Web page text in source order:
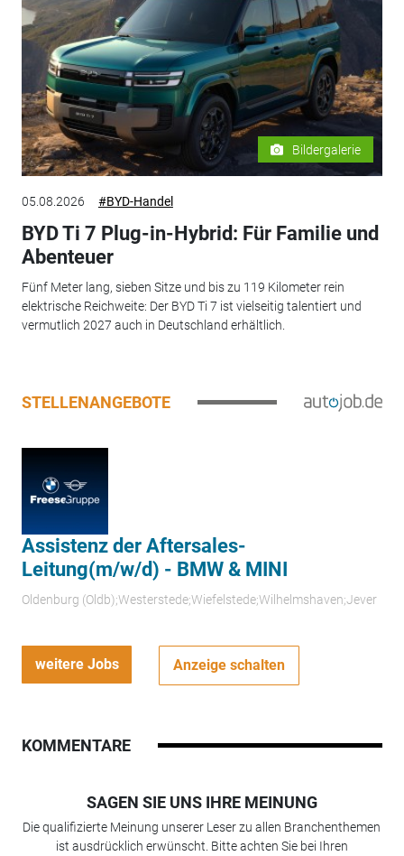
Bildergalerie
05.08.2026 #BYD-Handel
BYD Ti 7 Plug-in-Hybrid: Für Familie und
Abenteuer
Fünf Meter lang, sieben Sitze und bis zu 119 Kilometer rein
elektrische Reichweite: Der BYD Ti 7 ist vielseitig talentiert und
vermutlich 2027 auch in Deutschland erhältlich.
STELLENANGEBOTE
Assistenz der Aftersales-
Leitung(m/w/d) - BMW & MINI
Oldenburg (Oldb);Westerstede;Wiefelstede;Wilhelmshaven;Jever
weitere Jobs Anzeige schalten
KOMMENTARE
SAGEN SIE UNS IHRE MEINUNG
Die qualifizierte Meinung unserer Leser zu allen Branchenthemen
ist ausdrücklich erwünscht. Bitte achten Sie bei Ihren